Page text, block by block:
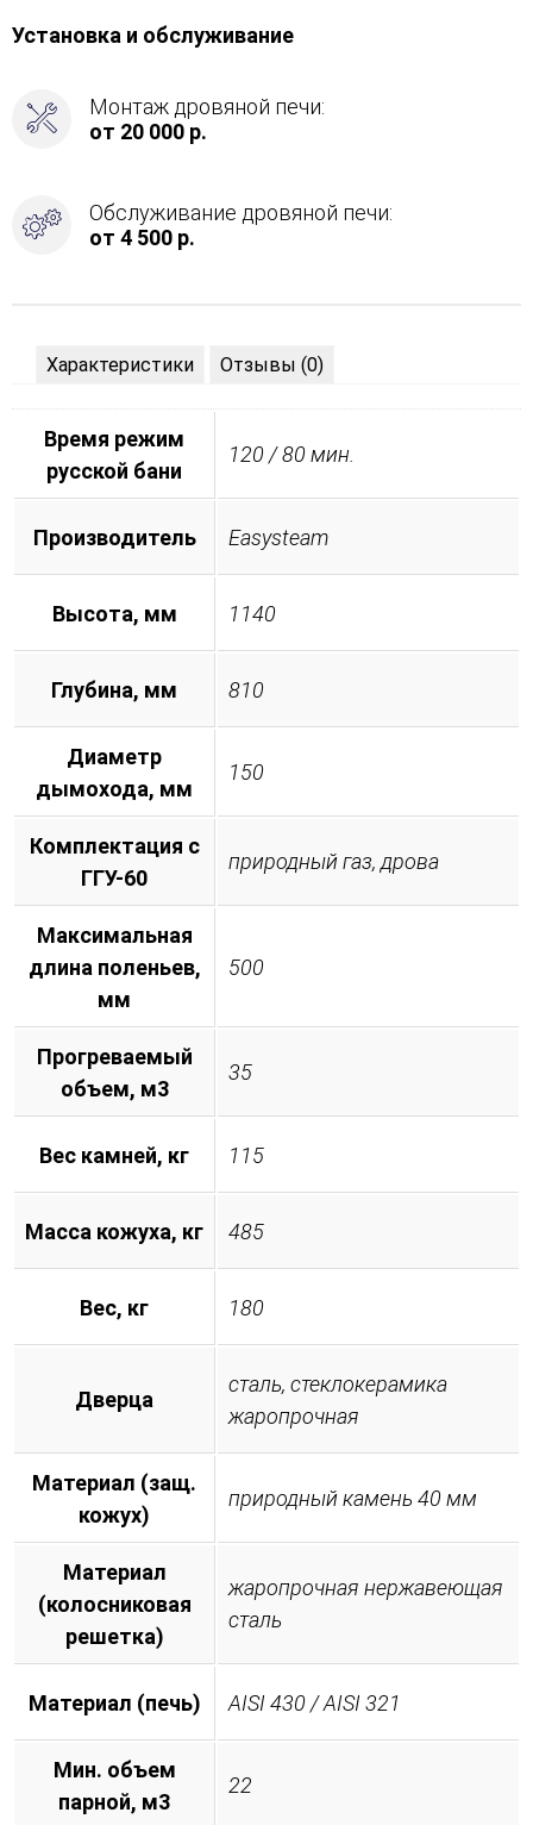
Установка и обслуживание
Монтаж дровяной печи:
от 20 000 р.
Обслуживание дровяной печи:
от 4 500 р.
Характеристики Отзывы (0)
Время режим
русской бани
120 / 80 мин.
Производитель Easysteam
Высота, мм 1140
Глубина, мм 810
Диаметр
дымохода, мм
150
Комплектация с
ГГУ-60
природный газ, дрова
Максимальная
длина поленьев,
мм
500
Прогреваемый
объем, м3
35
Вес камней, кг 115
Масса кожуха, кг 485
Вес, кг 180
Дверца
сталь, стеклокерамика
жаропрочная
Материал (защ.
кожух)
природный камень 40 мм
Материал
(колосниковая
решетка)
жаропрочная нержавеющая
сталь
Материал (печь) AISI 430 / AISI 321
Мин. объем
парной, м3
22